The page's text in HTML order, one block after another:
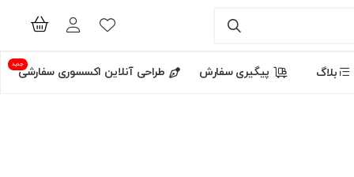
بلاگ پیگیری سفارش طراحی آنلاین اکسسوری سفارشی
جدید